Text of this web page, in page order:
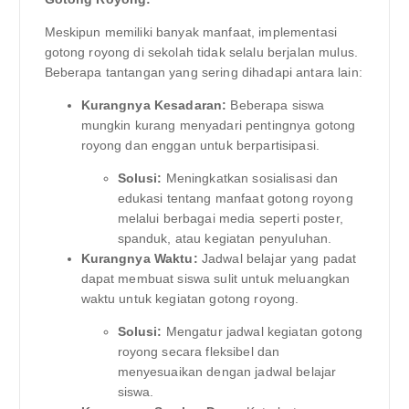
Meskipun memiliki banyak manfaat, implementasi
gotong royong di sekolah tidak selalu berjalan mulus.
Beberapa tantangan yang sering dihadapi antara lain:
Kurangnya Kesadaran: Beberapa siswa
mungkin kurang menyadari pentingnya gotong
royong dan enggan untuk berpartisipasi.
Solusi: Meningkatkan sosialisasi dan
edukasi tentang manfaat gotong royong
melalui berbagai media seperti poster,
spanduk, atau kegiatan penyuluhan.
Kurangnya Waktu: Jadwal belajar yang padat
dapat membuat siswa sulit untuk meluangkan
waktu untuk kegiatan gotong royong.
Solusi: Mengatur jadwal kegiatan gotong
royong secara fleksibel dan
menyesuaikan dengan jadwal belajar
siswa.